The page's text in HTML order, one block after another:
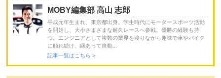
MOBY編集部 高山 志郎
平成元年生まれ、東京都出身。学生時代にモータースポーツ活動
を開始し、大小さまざまな耐久レースへ参戦。優勝の経験も持
つ。エンジニアとして複数の業界を渡りながら趣味で車やバイク
に触れ続け、縁あって自動...
記事一覧はこちら >